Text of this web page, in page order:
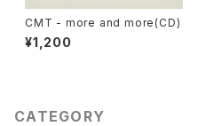
CMT - more and more(CD)
¥1,200
CATEGORY